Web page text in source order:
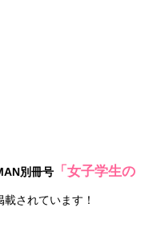
別冊号「女子学生の
載されています！